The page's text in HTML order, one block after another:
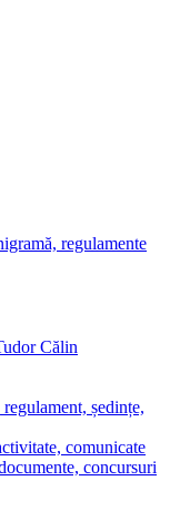
regulamente
Călin
ședințe,
comunicate
concursuri